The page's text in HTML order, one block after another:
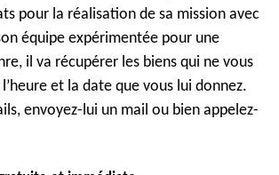
pour la réalisation de sa mission avec
équipe expérimentée pour une
il va récupérer les biens qui ne vous
et la date que vous lui donnez.
envoyez-lui un mail ou bien appelez-